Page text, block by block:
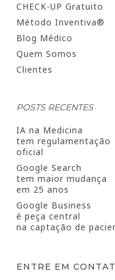
CHECK-UP Gratuito
Método Inventiva®
Blog Médico
Quem Somos
Clientes
POSTS RECENTES
IA na Medicina
tem regulamentação
oficial
Google Search
tem maior mudança
em 25 anos
Google Business
é peça central
na captação de
ENTRE EM